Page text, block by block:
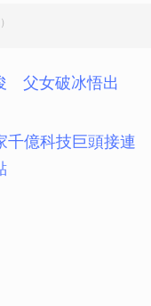
父女破冰悟出
千億科技巨頭接連